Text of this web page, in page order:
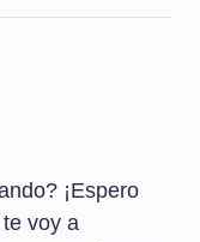
¡Espero
voy a